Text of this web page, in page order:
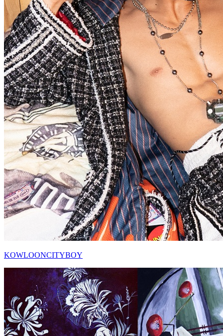
KOWLOONCITYBOY